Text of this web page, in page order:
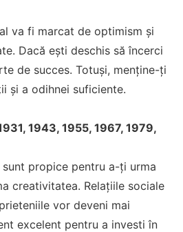
va fi marcat de optimism și
Dacă ești deschis să încerci
de succes. Totuși, menține-ți
și a odihnei suficiente.
1943, 1955, 1967, 1979,
propice pentru a-ți urma
creativitatea. Relațiile sociale
vor deveni mai
excelent pentru a investi în